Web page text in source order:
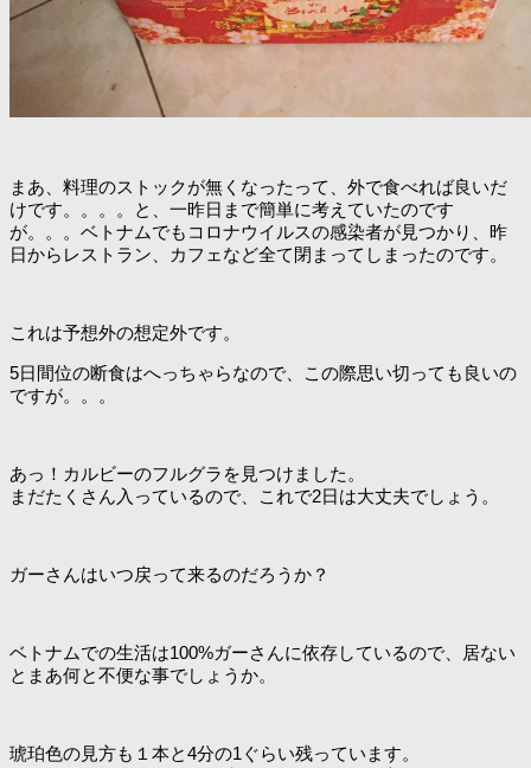
まあ、料理のストックが無くなったって、外で食べれば良いだ
けです。。。。と、一昨日まで簡単に考えていたのです
が。。。ベトナムでもコロナウイルスの感染者が見つかり、昨
日からレストラン、カフェなど全て閉まってしまったのです。
これは予想外の想定外です。
5日間位の断食はへっちゃらなので、この際思い切っても良いの
ですが。。。
あっ！カルビーのフルグラを見つけました。
まだたくさん入っているので、これで2日は大丈夫でしょう。
ガーさんはいつ戻って来るのだろうか？
ベトナムでの生活は100%ガーさんに依存しているので、居ない
とまあ何と不便な事でしょうか。
琥珀色の見方も１本と4分の1ぐらい残っています。